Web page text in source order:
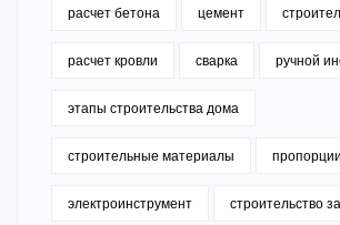
расчет бетона цемент
расчет кровли сварка ручной
этапы строительства дома
строительные материалы
электроинструмент строительство